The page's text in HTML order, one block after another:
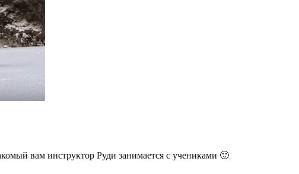
вам инструктор Руди занимается с учениками 🙂